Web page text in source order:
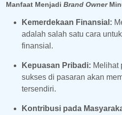
Manfaat Menjadi Brand Owner
Kemerdekaan Finansial:
adalah salah satu cara
finansial.
Kepuasan Pribadi: Melihat
sukses di pasaran akan
tersendiri.
Kontribusi pada